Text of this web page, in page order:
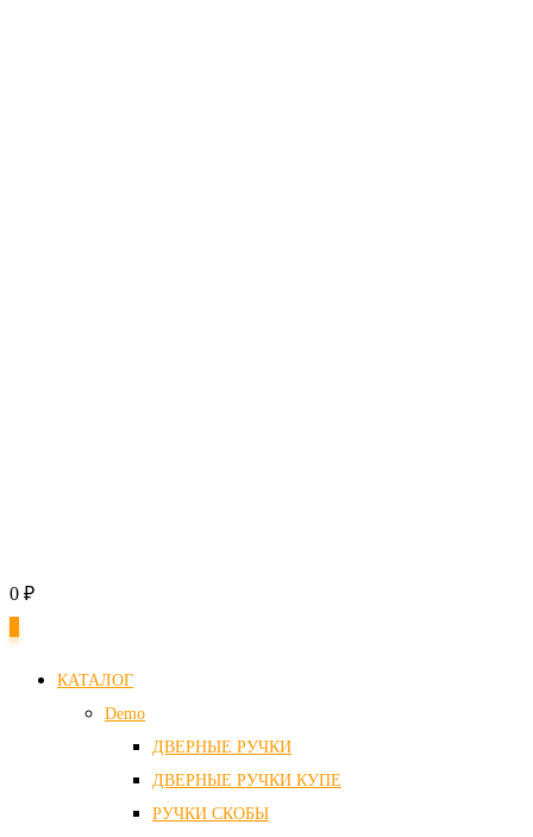
0 ₽
КАТАЛОГ
Demo
ДВЕРНЫЕ РУЧКИ
ДВЕРНЫЕ РУЧКИ КУПЕ
РУЧКИ СКОБЫ